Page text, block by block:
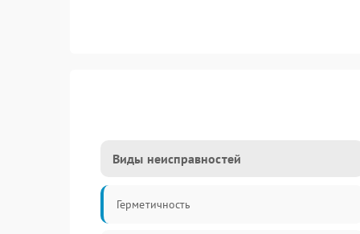
Виды неисправностей
Герметичность